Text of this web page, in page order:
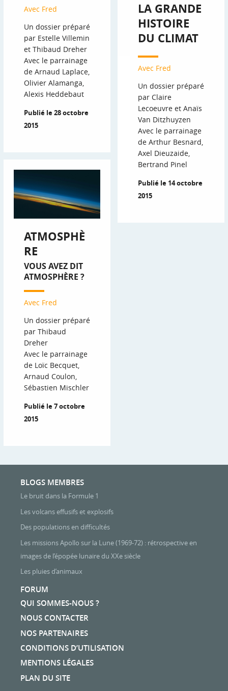
Avec Fred
Un dossier préparé
par Estelle Villemin
et Thibaud Dreher
Avec le parrainage
de Arnaud Laplace,
Olivier Alamanga,
Alexis Heddebaut
Publié le 28 octobre
2015
LA GRANDE
HISTOIRE
DU CLIMAT
Avec Fred
Un dossier préparé
par Claire
Lecoeuvre et Anaïs
Van Ditzhuyzen
Avec le parrainage
de Arthur Besnard,
Axel Dieuzaide,
Bertrand Pinel
Publié le 14 octobre
2015
ATMOSPHÈ
RE
VOUS AVEZ DIT
ATMOSPHÈRE ?
Avec Fred
Un dossier préparé
par Thibaud
Dreher
Avec le parrainage
de Loïc Becquet,
Arnaud Coulon,
Sébastien Mischler
Publié le 7 octobre
2015
BLOGS MEMBRES
Le bruit dans la Formule 1
Les volcans effusifs et explosifs
Des populations en difficultés
Les missions Apollo sur la Lune (1969-72) : rétrospective en
images de l’épopée lunaire du XXe siècle
Les pluies d’animaux
FORUM
QUI SOMMES-NOUS ?
NOUS CONTACTER
NOS PARTENAIRES
CONDITIONS D’UTILISATION
MENTIONS LÉGALES
PLAN DU SITE